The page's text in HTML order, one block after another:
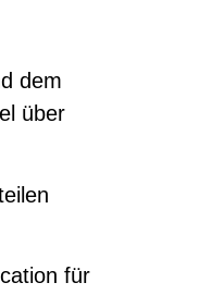
dem
über
für